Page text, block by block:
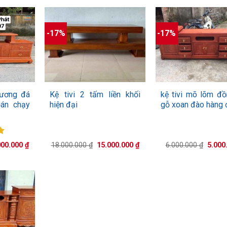
đá
chạy
₫Giá
hiện
10.000.000 ₫.
-17%
Kệ tivi 2 tấm liền khối
hiện đại
18.000.000₫ Giá
15.000.000 ₫Giá
hiện
-17%
+
kệ tivi mõ lõm
gỗ xoan đào hàng
6.000.000₫ Giá